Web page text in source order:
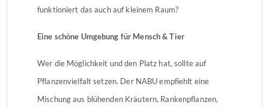
funktioniert das auch auf kleinem Raum?
Eine schöne Umgebung für Mensch & Tier
Wer die Möglichkeit und den Platz hat, sollte auf
Pflanzenvielfalt setzen. Der NABU empfiehlt eine
Mischung aus blühenden Kräutern, Rankenpflanzen,